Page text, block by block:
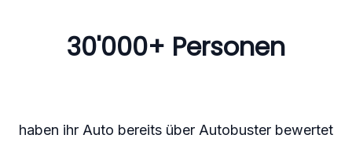
30'000+ Personen
haben ihr Auto bereits über Autobuster bewertet